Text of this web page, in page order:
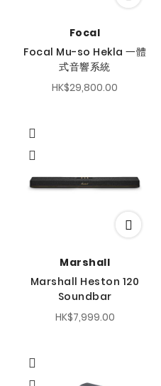
Focal
Focal Mu-so Hekla 一體
式音響系統
HK$29,800.00
Marshall
Marshall Heston 120
Soundbar
HK$7,999.00